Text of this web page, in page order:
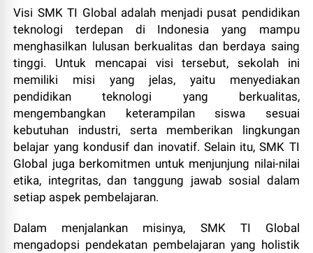
Visi SMK TI Global adalah menjadi pusat pendidikan
teknologi terdepan di Indonesia yang mampu
menghasilkan lulusan berkualitas dan berdaya saing
tinggi. Untuk mencapai visi tersebut, sekolah ini
memiliki misi yang jelas, yaitu menyediakan
pendidikan teknologi yang berkualitas,
mengembangkan keterampilan siswa sesuai
kebutuhan industri, serta memberikan lingkungan
belajar yang kondusif dan inovatif. Selain itu, SMK TI
Global juga berkomitmen untuk menjunjung nilai-nilai
etika, integritas, dan tanggung jawab sosial dalam
setiap aspek pembelajaran.
Dalam menjalankan misinya, SMK TI Global
mengadopsi pendekatan pembelajaran yang holistik